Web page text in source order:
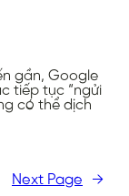
gần, Google
tiếp tục “ngửi
có thể dịch
Next Page →